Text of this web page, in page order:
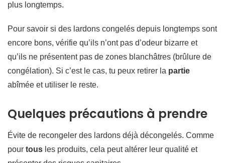
plus longtemps.
Pour savoir si des lardons congelés depuis longtemps sont
encore bons, vérifie qu’ils n’ont pas d’odeur bizarre et
qu’ils ne présentent pas de zones blanchâtres (brûlure de
congélation). Si c’est le cas, tu peux retirer la partie
abîmée et utiliser le reste.
Quelques précautions à prendre
Évite de recongeler des lardons déjà décongelés. Comme
pour tous les produits, cela peut altérer leur qualité et